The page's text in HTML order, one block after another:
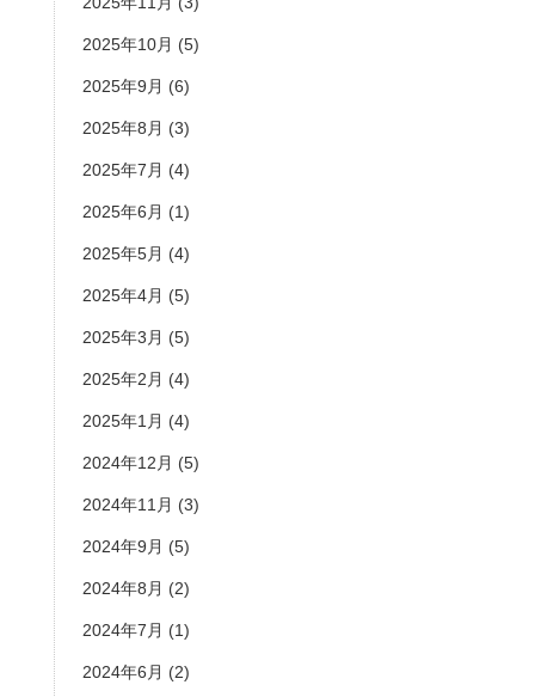
2025年10月 (5)
2025年9月 (6)
2025年8月 (3)
2025年7月 (4)
2025年6月 (1)
2025年5月 (4)
2025年4月 (5)
2025年3月 (5)
2025年2月 (4)
2025年1月 (4)
2024年12月 (5)
2024年11月 (3)
2024年9月 (5)
2024年8月 (2)
2024年7月 (1)
2024年6月 (2)